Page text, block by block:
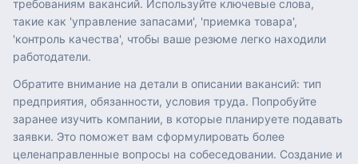
требованиям вакансий. Используйте ключевые слова,
такие как 'управление запасами', 'приемка товара',
'контроль качества', чтобы ваше резюме легко находили
работодатели.
Обратите внимание на детали в описании вакансий: тип
предприятия, обязанности, условия труда. Попробуйте
заранее изучить компании, в которые планируете подавать
заявки. Это поможет вам сформулировать более
целенаправленные вопросы на собеседовании. Создание и